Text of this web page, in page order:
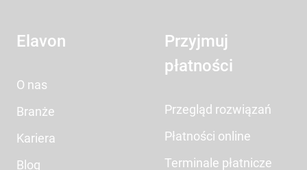
Elavon
O nas
Branże
Kariera
Blog
Przyjmuj
płatności
Przegląd rozwiązań
Płatności online
Terminale płatnicze